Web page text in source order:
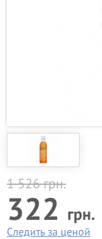
1 526грн.
322 грн.
Следить за ценой